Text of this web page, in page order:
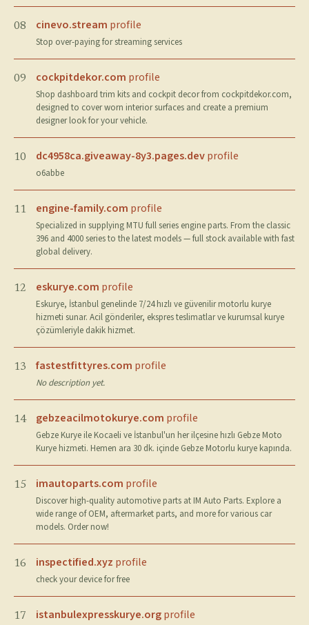
08 cinevo.stream profile
Stop over-paying for streaming services
09 cockpitdekor.com profile
Shop dashboard trim kits and cockpit decor from cockpitdekor.com,
designed to cover worn interior surfaces and create a premium
designer look for your vehicle.
10 dc4958ca.giveaway-8y3.pages.devprofile
o6abbe
11 engine-family.com profile
Specialized in supplying MTU full series engine parts. From the classic
396 and 4000 series to the latest models — full stock available with fast
global delivery.
12 eskurye.com profile
Eskurye, İstanbul genelinde 7/24 hızlı ve güvenilir motorlu kurye
hizmeti sunar. Acil gönderiler, ekspres teslimatlar ve kurumsal kurye
çözümleriyle dakik hizmet.
13 fastestfittyres.com profile
No description yet.
14 gebzeacilmotokurye.com profile
Gebze Kurye ile Kocaeli ve İstanbul'un her ilçesine hızlı Gebze Moto
Kurye hizmeti. Hemen ara 30 dk. içinde Gebze Motorlu kurye kapında.
15 imautoparts.com profile
Discover high-quality automotive parts at IM Auto Parts. Explore a
wide range of OEM, aftermarket parts, and more for various car
models. Order now!
16 inspectified.xyz profile
check your device for free
17 istanbulexpresskurye.orgprofile